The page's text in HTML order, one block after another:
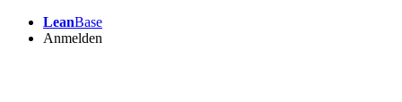
LeanBase
Anmelden